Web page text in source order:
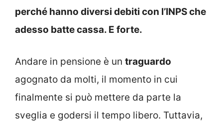
perché hanno diversi debiti con l’INPS che
adesso batte cassa. E forte.
Andare in pensione è un traguardo
agognato da molti, il momento in cui
finalmente si può mettere da parte la
sveglia e godersi il tempo libero. Tuttavia,